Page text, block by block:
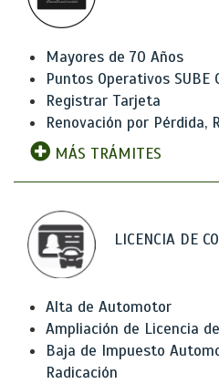
Mayores de 70 Años
Puntos Operativos SUBE
Registrar Tarjeta
Renovación por Pérdida,
MÁS TRÁMITES
LICENCIA DE
Alta de Automotor
Ampliación de Licencia
Baja de Impuesto
Radicación